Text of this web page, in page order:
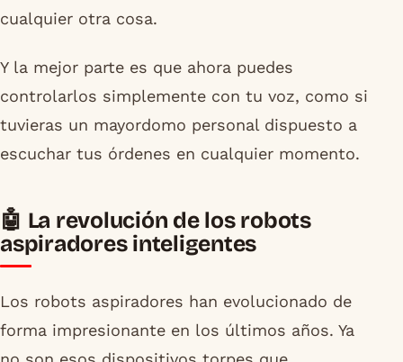
cualquier otra cosa.
Y la mejor parte es que ahora puedes
controlarlos simplemente con tu voz, como si
tuvieras un mayordomo personal dispuesto a
escuchar tus órdenes en cualquier momento.
🤖 La revolución de los robots
aspiradores inteligentes
Los robots aspiradores han evolucionado de
forma impresionante en los últimos años. Ya